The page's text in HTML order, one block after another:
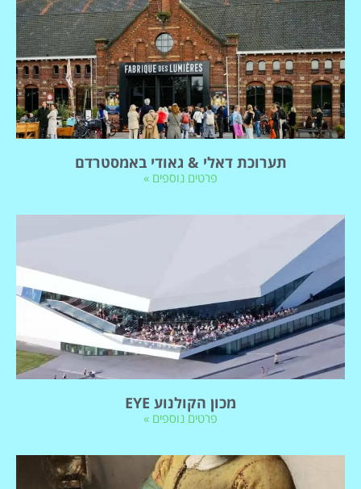
תערוכת דאלי & גאודי באמסטרדם
פרטים נוספים »
מכון הקולנוע EYE
פרטים נוספים »